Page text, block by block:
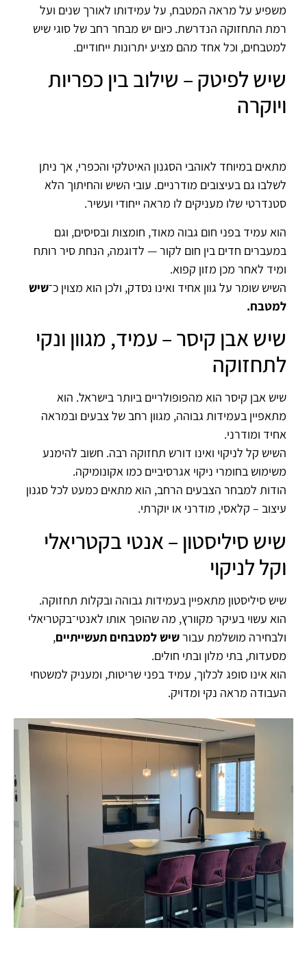
משפיע על מראה המטבח, על עמידותו לאורך שנים ועל
רמת התחזוקה הנדרשת. כיום יש מבחר רחב של סוגי שיש
למטבחים, וכל אחד מהם מציע יתרונות ייחודיים.
שיש לפיטק – שילוב בין כפריות
ויוקרה
מתאים במיוחד לאוהבי הסגנון האיטלקי והכפרי, אך ניתן
לשלבו גם בעיצובים מודרניים. עובי השיש והחיתוך הלא
סטנדרטי שלו מעניקים לו מראה ייחודי ועשיר.
הוא עמיד בפני חום גבוה מאוד, חומצות ובסיסים, וגם
במעברים חדים בין חום לקור — לדוגמה, הנחת סיר רותח
ומיד לאחר מכן מזון קפוא.
השיש שומר על גוון אחיד ואינו נסדק, ולכן הוא מצוין כ־שיש
למטבח.
שיש אבן קיסר – עמיד, מגוון ונקי
לתחזוקה
שיש אבן קיסר הוא מהפופולריים ביותר בישראל. הוא
מתאפיין בעמידות גבוהה, מגוון רחב של צבעים ובמראה
אחיד ומודרני.
השיש קל לניקוי ואינו דורש תחזוקה רבה. חשוב להימנע
משימוש בחומרי ניקוי אגרסיביים כמו אקונומיקה.
הודות למבחר הצבעים הרחב, הוא מתאים כמעט לכל סגנון
עיצוב – קלאסי, מודרני או יוקרתי.
שיש סיליסטון – אנטי בקטריאלי
וקל לניקוי
שיש סיליסטון מתאפיין בעמידות גבוהה ובקלות תחזוקה.
הוא עשוי בעיקר מקוורץ, מה שהופך אותו לאנטי־בקטריאלי
ולבחירה מושלמת עבורשיש למטבחים תעשייתיים,
מסעדות, בתי מלון ובתי חולים.
הוא אינו סופג לכלוך, עמיד בפני שריטות, ומעניק למשטחי
העבודה מראה נקי ומדויק.